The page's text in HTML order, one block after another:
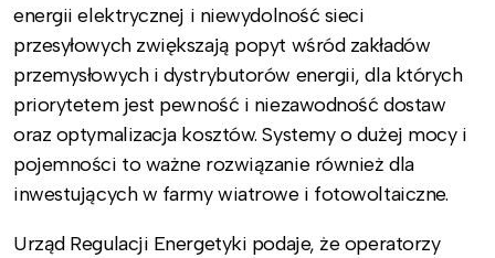
energii elektrycznej i niewydolność sieci
przesyłowych zwiększają popyt wśród zakładów
przemysłowych i dystrybutorów energii, dla których
priorytetem jest pewność i niezawodność dostaw
oraz optymalizacja kosztów. Systemy o dużej mocy i
pojemności to ważne rozwiązanie również dla
inwestujących w farmy wiatrowe i fotowoltaiczne.
Urząd Regulacji Energetyki podaje, że operatorzy